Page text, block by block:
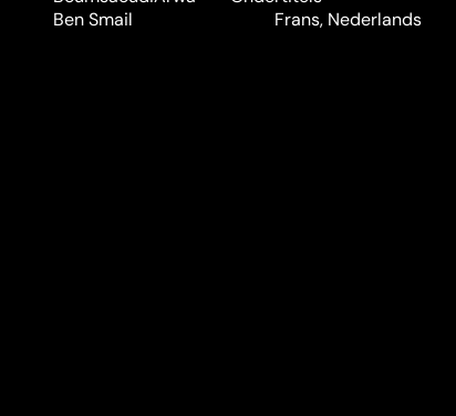
Ben Smail
Frans, Nederlands